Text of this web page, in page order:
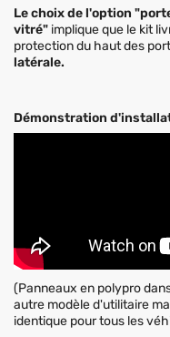
Le choix de l'option
vitré" implique que le kit
protection du haut des
latérale.
Démonstration
(Panneaux en polypro
autre modèle d'utilitaire
identique pour tous les